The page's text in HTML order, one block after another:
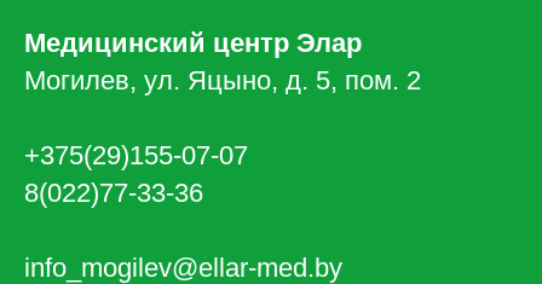
Медицинский центр Элар
Могилев, ул. Яцыно, д. 5, пом. 2
+375(29)155-07-07
8(022)77-33-36
info_mogilev@ellar-med.by